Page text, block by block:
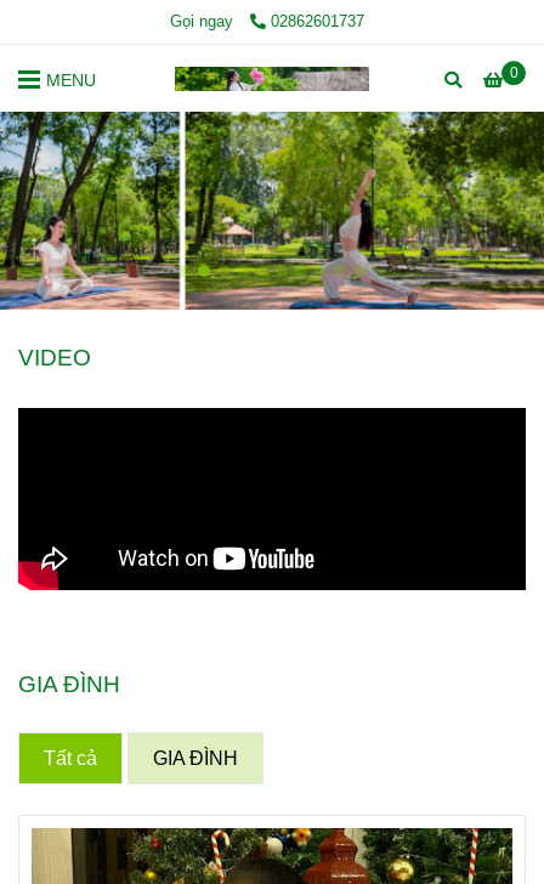
Gọi ngay 02862601737
0
MENU
VIDEO
GIA ĐÌNH
Tất cả GIA ĐÌNH